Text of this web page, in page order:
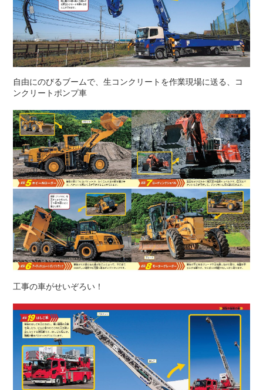
自由にのびるブームで、生コンクリートを作業現場に送る、コ
ンクリートポンプ車
工事の車がせいぞろい！